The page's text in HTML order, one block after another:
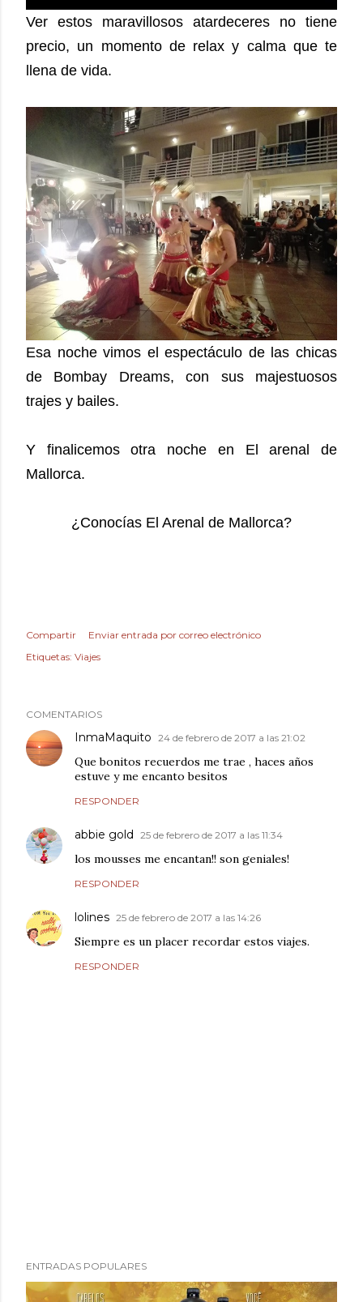
Ver estos maravillosos atardeceres no tiene
precio, un momento de relax y calma que te
llena de vida.
Esa noche vimos el espectáculo de las chicas
de Bombay Dreams, con sus majestuosos
trajes y bailes.
Y finalicemos otra noche en El arenal de
Mallorca.
¿Conocías El Arenal de Mallorca?
Compartir
Enviar entrada por correo electrónico
Etiquetas: Viajes
COMENTARIOS
InmaMaquito 24 de febrero de 2017 a las 21:02
Que bonitos recuerdos me trae , haces años
estuve y me encanto besitos
RESPONDER
abbie gold 25 de febrero de 2017 a las 11:34
los mousses me encantan!! son geniales!
RESPONDER
lolines 25 de febrero de 2017 a las 14:26
Siempre es un placer recordar estos viajes.
RESPONDER
u
b
ENTRADAS POPULARES